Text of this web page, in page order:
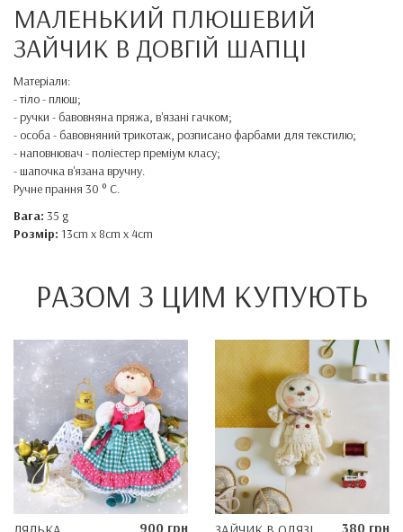
МАЛЕНЬКИЙ ПЛЮШЕВИЙ
ЗАЙЧИК В ДОВГІЙ ШАПЦІ
Матеріали:
-тіло-плюш;
-ручки - бавовнянапряжа, в'язані гачком;
- особа- бавовняний трикотаж, розписано фарбами для текстилю;
-наповнювач -поліестерпреміум класу;
-шапочкав'язанавручну.
Ручне прання 30 ° C.
Вага: 35 g
Розмір: 13cm x 8cm x 4cm
РАЗОМ З ЦИМ КУПУЮТЬ
900 грн 380 грн